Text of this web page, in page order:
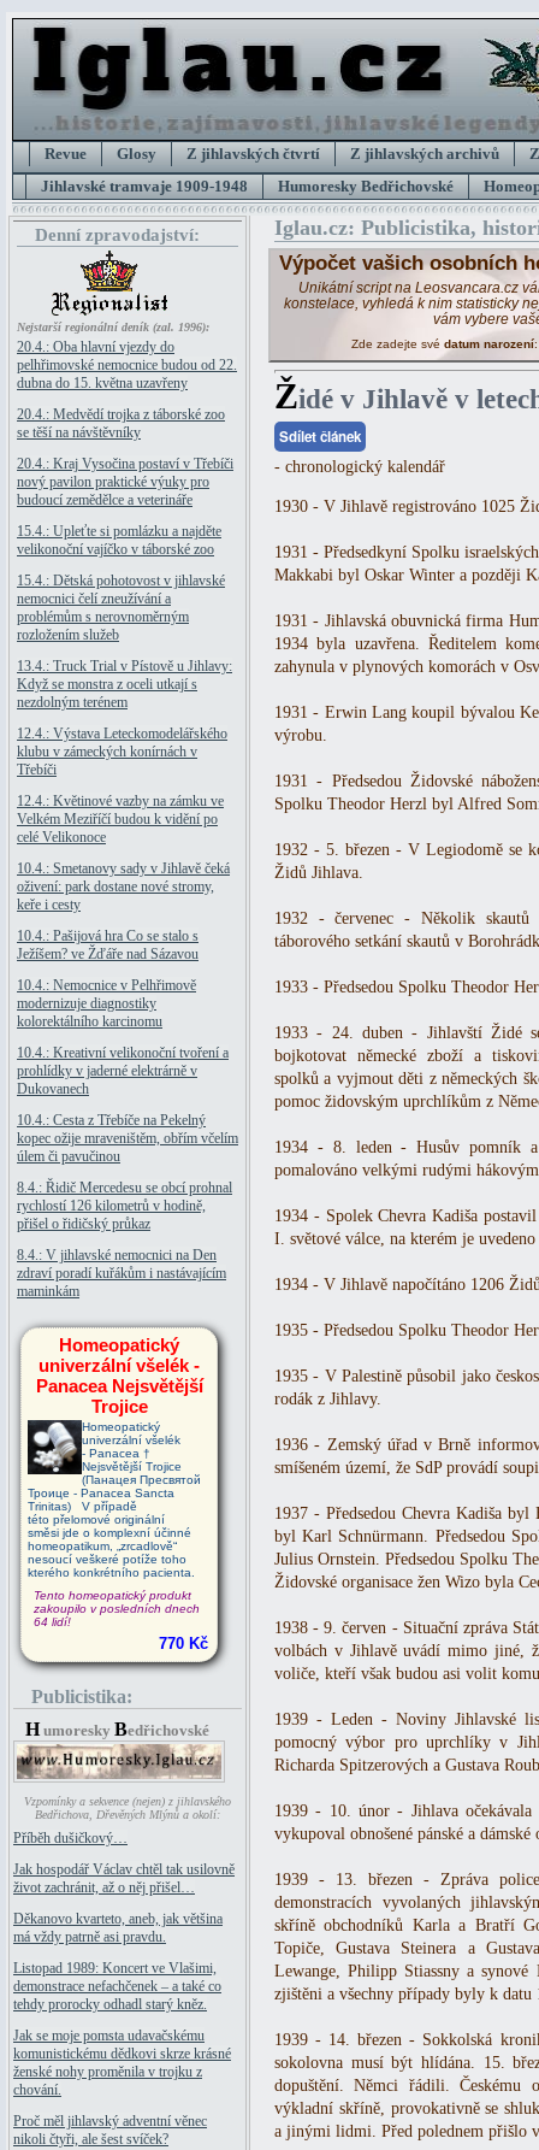
Revue Glosy Z jihlavských čtvrtí Z jihlavských archivů
Jihlavské tramvaje 1909-1948
Humoresky Bedřichovské
Denní zpravodajství:
Nejstarší regionální deník (zal. 1996):
20.4.: Oba hlavní vjezdy do
pelhřimovské nemocnice budou od 22.
dubna do 15. května uzavřeny
20.4.: Medvědí trojka z táborské zoo
se těší na návštěvníky
20.4.: Kraj Vysočina postaví v Třebíči
nový pavilon praktické výuky pro
budoucí zemědělce a veterináře
15.4.: Upleťte si pomlázku a najděte
velikonoční vajíčko v táborské zoo
15.4.: Dětská pohotovost v jihlavské
nemocnici čelí zneužívání a
problémům s nerovnoměrným
rozložením služeb
13.4.: Truck Trial v Pístově u Jihlavy:
Když se monstra z oceli utkají s
nezdolným terénem
12.4.: Výstava Leteckomodelářského
klubu v zámeckých konírnách v
Třebíči
12.4.: Květinové vazby na zámku ve
Velkém Meziříčí budou k vidění po
celé Velikonoce
10.4.: Smetanovy sady v Jihlavě čeká
oživení: park dostane nové stromy,
keře i cesty
10.4.: Pašijová hra Co se stalo s
Ježíšem? ve Žďáře nad Sázavou
10.4.: Nemocnice v Pelhřimově
modernizuje diagnostiky
kolorektálního karcinomu
10.4.: Kreativní velikonoční tvoření a
prohlídky v jaderné elektrárně v
Dukovanech
10.4.: Cesta z Třebíče na Pekelný
kopec ožije mraveništěm, obřím včelím
úlem či pavučinou
8.4.: Řidič Mercedesu se obcí prohnal
rychlostí 126 kilometrů v hodině,
přišel o řidičský průkaz
8.4.: V jihlavské nemocnici na Den
zdraví poradí kuřákům i nastávajícím
maminkám
Homeopatický
univerzální všelék -
Panacea Nejsvětější
Trojice
Homeopatický
univerzální všelék
- Panacea †
Nejsvětější Trojice
(Панацея Пресвятой
Троице - Panacea Sancta
Trinitas) V případě
této přelomové originální
směsi jde o komplexní účinné
homeopatikum, „zrcadlově“
nesoucí veškeré potíže toho
kterého konkrétního pacienta.
Tento homeopatický produkt
zakoupilo v posledních dnech
64 lidí!
770 Kč
Publicistika:
H umoresky Bedřichovské
Vzpomínky a sekvence (nejen) z jihlavského
Bedřichova, Dřevěných Mlýnů a okolí:
Příběh dušičkový…
Jak hospodář Václav chtěl tak usilovně
život zachránit, až o něj přišel…
Děkanovo kvarteto, aneb, jak většina
má vždy patrně asi pravdu.
Listopad 1989: Koncert ve Vlašimi,
demonstrace nefachčenek – a také co
tehdy prorocky odhadl starý kněz.
Jak se moje pomsta udavačskému
komunistickému dědkovi skrze krásné
ženské nohy proměnila v trojku z
chování.
Proč měl jihlavský adventní věnec
nikoli čtyři, ale šest svíček?
Iglau.cz: Publicistika,
Výpočet vašich osobních
Unikátní script na Leosvancara.cz
konstelace, vyhledá k nim statisticky
vám vybere
Zde zadejte své datum narození
Židé v Jihlavě v
Sdílet článek
- chronologický kalendář
1930 - V Jihlavě registrováno 1025
1931 - Předsedkyní Spolku
Makkabi byl Oskar Winter a později
1931 - Jihlavská obuvnická firma
1934 byla uzavřena. Ředitelem
zahynula v plynových komorách v
1931 - Erwin Lang koupil bývalou
výrobu.
1931 - Předsedou Židovské
Spolku Theodor Herzl byl Alfred
1932 - 5. březen - V Legiodomě se
Židů Jihlava.
1932 - červenec - Několik skautů
táborového setkání skautů v
1933 - Předsedou Spolku Theodor
1933 - 24. duben - Jihlavští Židé
bojkotovat německé zboží a
spolků a vyjmout děti z německých
pomoc židovským uprchlíkům z
1934 - 8. leden - Husův pomník
pomalováno velkými rudými
1934 - Spolek Chevra Kadiša
I. světové válce, na kterém je
1934 - V Jihlavě napočítáno 1206
1935 - Předsedou Spolku Theodor
1935 - V Palestině působil jako
rodák z Jihlavy.
1936 - Zemský úřad v Brně
smíšeném území, že SdP provádí
1937 - Předsedou Chevra Kadiša
byl Karl Schnürmann. Předsedou
Julius Ornstein. Předsedou Spolku
Židovské organisace žen Wizo byla
1938 - 9. červen - Situační zpráva
volbách v Jihlavě uvádí mimo jiné,
voliče, kteří však budou asi volit
1939 - Leden - Noviny Jihlavské
pomocný výbor pro uprchlíky v
Richarda Spitzerových a Gustava
1939 - 10. únor - Jihlava
vykupoval obnošené pánské a dámské
1939 - 13. březen - Zpráva
demonstracích vyvolaných
skříně obchodníků Karla a Bratří
Topiče, Gustava Steinera a
Lewange, Philipp Stiassny a synové
zjištěni a všechny případy byly k datu
1939 - 14. březen - Sokkolská
sokolovna musí být hlídána. 15.
dopuštění. Němci řádili. Českému
výkladní skříně, provokativně se
a jinými lidmi. Před polednem přišlo